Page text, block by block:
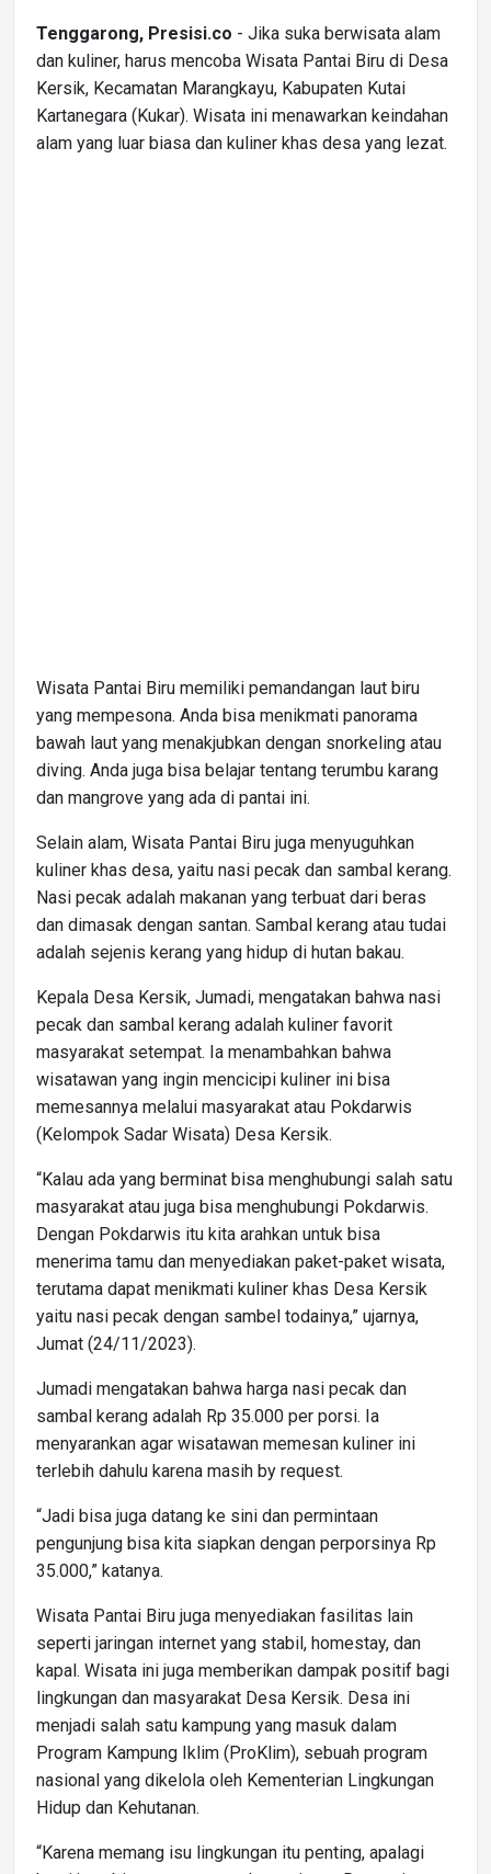
Tenggarong, Presisi.co - Jika suka berwisata alam
dan kuliner, harus mencoba Wisata Pantai Biru di Desa
Kersik, Kecamatan Marangkayu, Kabupaten Kutai
Kartanegara (Kukar). Wisata ini menawarkan keindahan
alam yang luar biasa dan kuliner khas desa yang lezat.
Wisata Pantai Biru memiliki pemandangan laut biru
yang mempesona. Anda bisa menikmati panorama
bawah laut yang menakjubkan dengan snorkeling atau
diving. Anda juga bisa belajar tentang terumbu karang
dan mangrove yang ada di pantai ini.
Selain alam, Wisata Pantai Biru juga menyuguhkan
kuliner khas desa, yaitu nasi pecak dan sambal kerang.
Nasi pecak adalah makanan yang terbuat dari beras
dan dimasak dengan santan. Sambal kerang atau tudai
adalah sejenis kerang yang hidup di hutan bakau.
Kepala Desa Kersik, Jumadi, mengatakan bahwa nasi
pecak dan sambal kerang adalah kuliner favorit
masyarakat setempat. Ia menambahkan bahwa
wisatawan yang ingin mencicipi kuliner ini bisa
memesannya melalui masyarakat atau Pokdarwis
(Kelompok Sadar Wisata) Desa Kersik.
“Kalau ada yang berminat bisa menghubungi salah satu
masyarakat atau juga bisa menghubungi Pokdarwis.
Dengan Pokdarwis itu kita arahkan untuk bisa
menerima tamu dan menyediakan paket-paket wisata,
terutama dapat menikmati kuliner khas Desa Kersik
yaitu nasi pecak dengan sambel todainya,” ujarnya,
Jumat (24/11/2023).
Jumadi mengatakan bahwa harga nasi pecak dan
sambal kerang adalah Rp 35.000 per porsi. Ia
menyarankan agar wisatawan memesan kuliner ini
terlebih dahulu karena masih by request.
“Jadi bisa juga datang ke sini dan permintaan
pengunjung bisa kita siapkan dengan perporsinya Rp
35.000,” katanya.
Wisata Pantai Biru juga menyediakan fasilitas lain
seperti jaringan internet yang stabil, homestay, dan
kapal. Wisata ini juga memberikan dampak positif bagi
lingkungan dan masyarakat Desa Kersik. Desa ini
menjadi salah satu kampung yang masuk dalam
Program Kampung Iklim (ProKlim), sebuah program
nasional yang dikelola oleh Kementerian Lingkungan
Hidup dan Kehutanan.
“Karena memang isu lingkungan itu penting, apalagi